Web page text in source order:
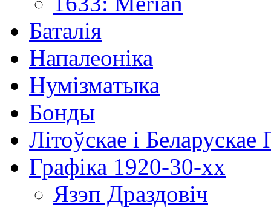
Баталія
Напалеоніка
Нумізматыка
Бонды
Літоўскае і
Графіка 1920-30-хх
Язэп Драздовіч